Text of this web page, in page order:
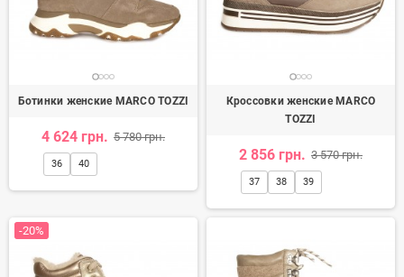
Ботинки женские MARCO TOZZI
4 624 грн. 5 780 грн.
36 40
Кроссовки женские MARCO
TOZZI
2 856 грн. 3 570 грн.
37 38 39
-20%